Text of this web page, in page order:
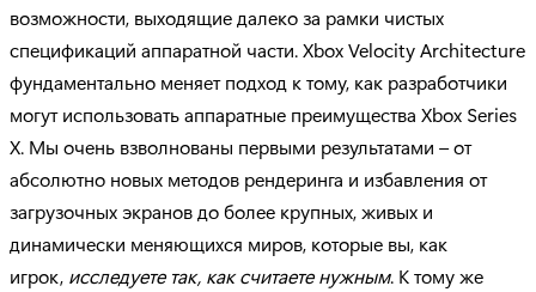
возможности, выходящие далеко за рамки чистых
спецификаций аппаратной части. Xbox Velocity Architecture
фундаментально меняет подход к тому, как разработчики
могут использовать аппаратные преимущества Xbox Series
X. Мы очень взволнованы первыми результатами – от
абсолютно новых методов рендеринга и избавления от
загрузочных экранов до более крупных, живых и
динамически меняющихся миров, которые вы, как
игрок, исследуете так, как считаете нужным. К тому же